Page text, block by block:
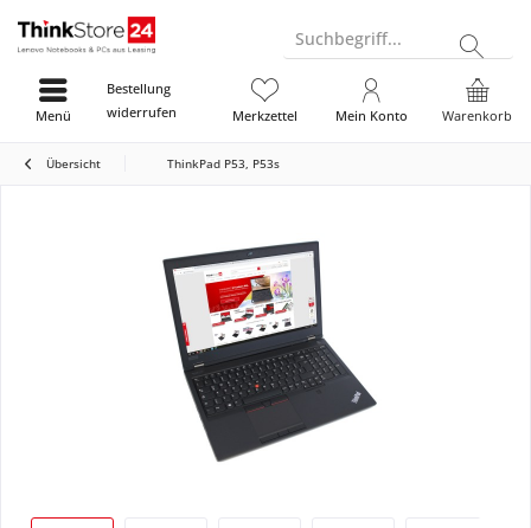
Suchbegriff...
Bestellung
widerrufen
Warenkorb
Merkzettel Mein Konto
Menü
Übersicht ThinkPad P53, P53s